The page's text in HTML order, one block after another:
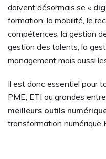
doivent désormais se «
formation, la mobilité, le
compétences, la gestion
gestion des talents, la
management mais aussi
Il est donc essentiel pour
PME, ETI ou grandes
meilleurs outils
transformation numérique